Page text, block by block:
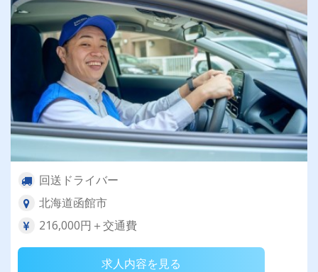
回送ドライバー
北海道函館市
216,000円＋交通費
求人内容を見る